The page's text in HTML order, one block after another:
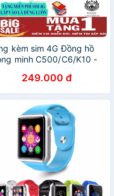
kèm sim 4G Đồng hồ
minh C500/C6/K10 -
Nhớ thay được dây
249.000 đ